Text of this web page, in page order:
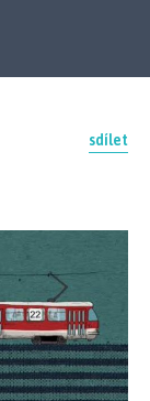
sdílet